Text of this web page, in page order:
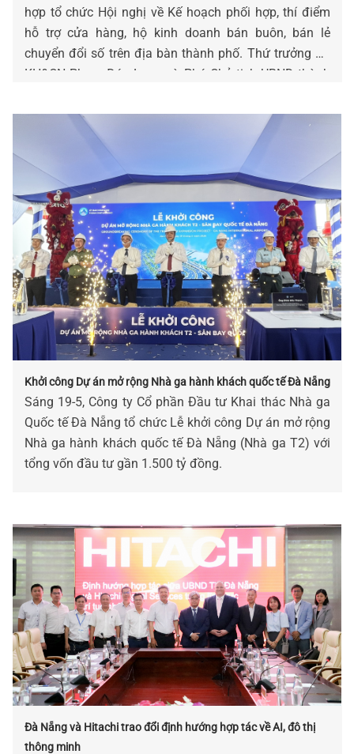
hợp tổ chức Hội nghị về Kế hoạch phối hợp, thí điểm
hỗ trợ cửa hàng, hộ kinh doanh bán buôn, bán lẻ
chuyển đổi số trên địa bàn thành phố. Thứ trưởng Bộ
KH&CN Phạm Đức Long và Phó Chủ tịch UBND thành
Khởi công Dự án mở rộng Nhà ga hành khách quốc tế Đà Nẵng
Sáng 19-5, Công ty Cổ phần Đầu tư Khai thác Nhà ga
Quốc tế Đà Nẵng tổ chức Lễ khởi công Dự án mở rộng
Nhà ga hành khách quốc tế Đà Nẵng (Nhà ga T2) với
tổng vốn đầu tư gần 1.500 tỷ đồng.
Đà Nẵng và Hitachi trao đổi định hướng hợp tác về AI, đô thị
thông minh